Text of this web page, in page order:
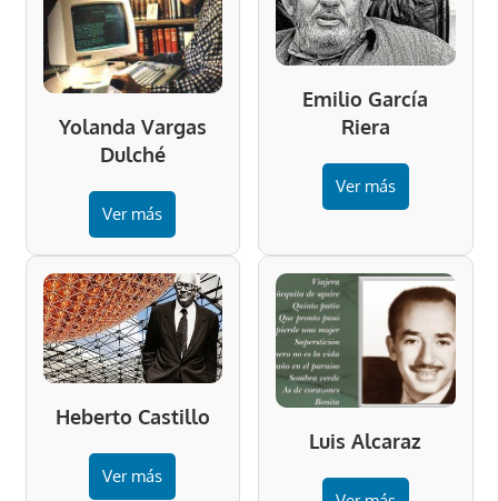
Yolanda Vargas
Dulché
Ver más
Emilio García
Riera
Ver más
Heberto Castillo
Ver más
Luis Alcaraz